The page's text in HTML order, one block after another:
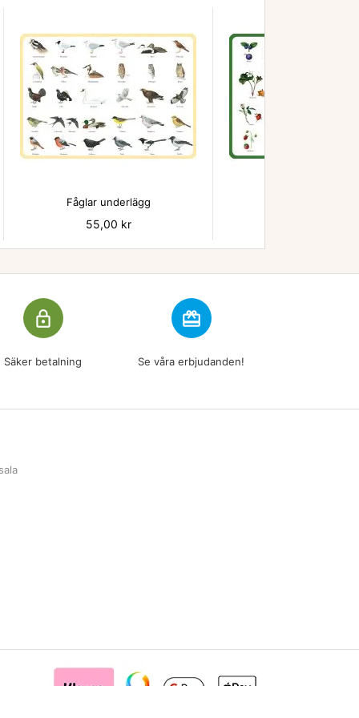

Fåglar underlägg
Pris
55,00 kr
lock_outline
Säker betalning
redeem
Se våra erbjudanden!